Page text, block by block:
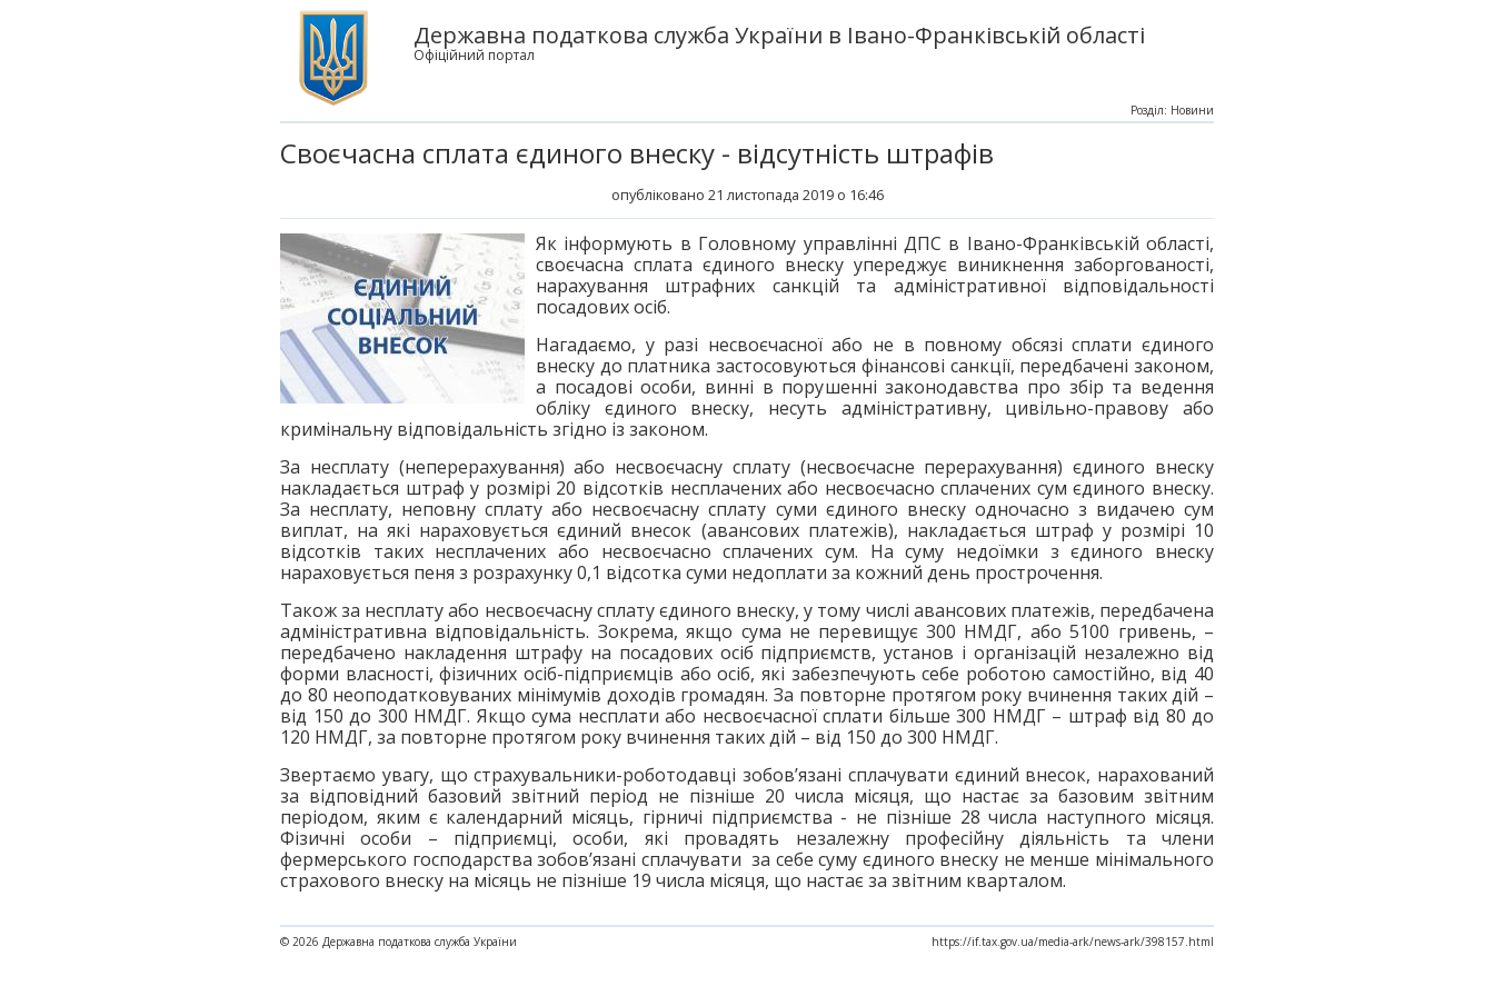
Державна податкова служба України в Івано-Франківській області
Офіційний портал
Своєчасна сплата єдиного внеску - відсутність штрафів
опубліковано 21 листопада 2019 о 16:46
Розділ: Новини
Як інформують в Головному управлінні ДПС в Івано-Франківській області,
своєчасна сплата єдиного внеску упереджує виникнення заборгованості,
нарахування штрафних санкцій та адміністративної відповідальності
посадових осіб.
Нагадаємо, у разі несвоєчасної або не в повному обсязі сплати єдиного
внеску до платника застосовуються фінансові санкції, передбачені законом,
а посадові особи, винні в порушенні законодавства про збір та ведення
обліку єдиного внеску, несуть адміністративну, цивільно-правову або
кримінальну відповідальність згідно із законом.
За несплату (неперерахування) або несвоєчасну сплату (несвоєчасне перерахування) єдиного внеску
накладається штраф у розмірі 20 відсотків несплачених або несвоєчасно сплачених сум єдиного внеску.
За несплату, неповну сплату або несвоєчасну сплату суми єдиного внеску одночасно з видачею сум
виплат, на які нараховується єдиний внесок (авансових платежів), накладається штраф у розмірі 10
відсотків таких несплачених або несвоєчасно сплачених сум. На суму недоїмки з єдиного внеску
нараховується пеня з розрахунку 0,1 відсотка суми недоплати за кожний день прострочення.
Також за несплату або несвоєчасну сплату єдиного внеску, у тому числі авансових платежів, передбачена
адміністративна відповідальність. Зокрема, якщо сума не перевищує 300 НМДГ, або 5100 гривень, –
передбачено накладення штрафу на посадових осіб підприємств, установ і організацій незалежно від
форми власності, фізичних осіб-підприємців або осіб, які забезпечують себе роботою самостійно, від 40
до 80 неоподатковуваних мінімумів доходів громадян. За повторне протягом року вчинення таких дій –
від 150 до 300 НМДГ. Якщо сума несплати або несвоєчасної сплати більше 300 НМДГ – штраф від 80 до
120 НМДГ, за повторне протягом року вчинення таких дій – від 150 до 300 НМДГ.
Звертаємо увагу, що страхувальники-роботодавці зобов’язані сплачувати єдиний внесок, нарахований
за відповідний базовий звітний період не пізніше 20 числа місяця, що настає за базовим звітним
періодом, яким є календарний місяць, гірничі підприємства - не пізніше 28 числа наступного місяця.
Фізичні особи – підприємці, особи, які провадять незалежну професійну діяльність та члени
фермерського господарства зобов’язані сплачувати за себе суму єдиного внеску не менше мінімального
страхового внеску на місяць не пізніше 19 числа місяця, що настає за звітним кварталом.
© 2026 Державна податкова служба України https://if.tax.gov.ua/media-ark/news-ark/398157.html